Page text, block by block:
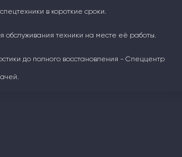
в короткие сроки.
обслуживания техники на месте её работы.
до полного восстановления - Спеццентр